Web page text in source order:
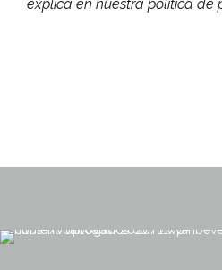
explica en nuestra política de